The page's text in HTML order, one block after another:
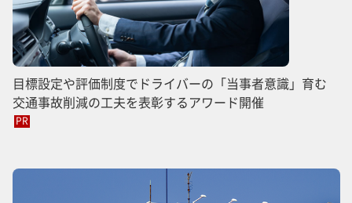
目標設定や評価制度でドライバーの「当事者意識」育む
交通事故削減の工夫を表彰するアワード開催
PR